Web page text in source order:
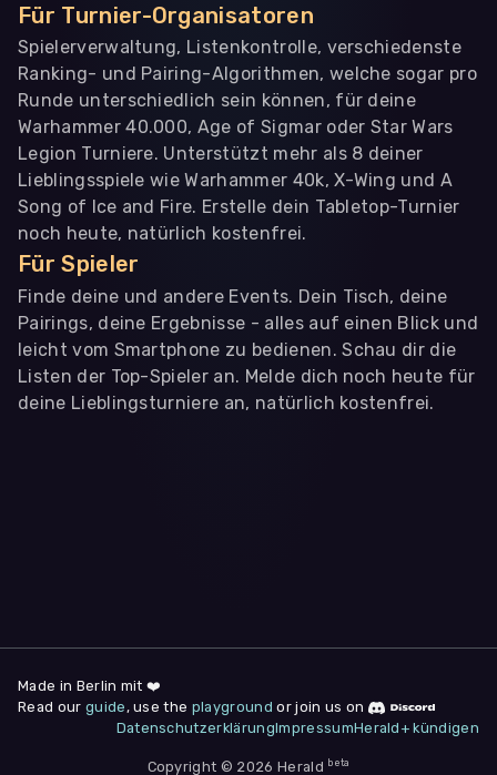
Für Turnier-Organisatoren
Spielerverwaltung, Listenkontrolle, verschiedenste
Ranking- und Pairing-Algorithmen, welche sogar pro
Runde unterschiedlich sein können, für deine
Warhammer 40.000, Age of Sigmar oder Star Wars
Legion Turniere. Unterstützt mehr als 8 deiner
Lieblingsspiele wie Warhammer 40k, X-Wing und A
Song of Ice and Fire. Erstelle dein Tabletop-Turnier
noch heute, natürlich kostenfrei.
Für Spieler
Finde deine und andere Events. Dein Tisch, deine
Pairings, deine Ergebnisse - alles auf einen Blick und
leicht vom Smartphone zu bedienen. Schau dir die
Listen der Top-Spieler an. Melde dich noch heute für
deine Lieblingsturniere an, natürlich kostenfrei.
deine Zustimmung jederzeit unter "
am Seitenende widerrufen.
Nur notwendige
Made in Berlin mit ❤️
Read our guide , use the playground or join us on
DatenschutzerklärungImpressumHerald+ kündigen
Copyright © 2026 Herald beta